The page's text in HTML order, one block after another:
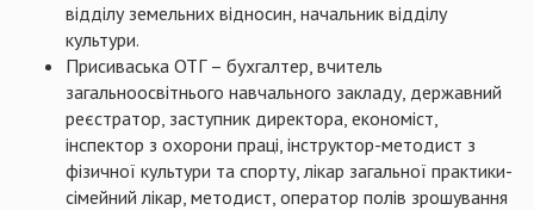
відділу земельних відносин, начальник відділу
культури.
Присиваська ОТГ – бухгалтер, вчитель
загальноосвітнього навчального закладу, державний
реєстратор, заступник директора, економіст,
інспектор з охорони праці, інструктор-методист з
фізичної культури та спорту, лікар загальної практики-
сімейний лікар, методист, оператор полів зрошування